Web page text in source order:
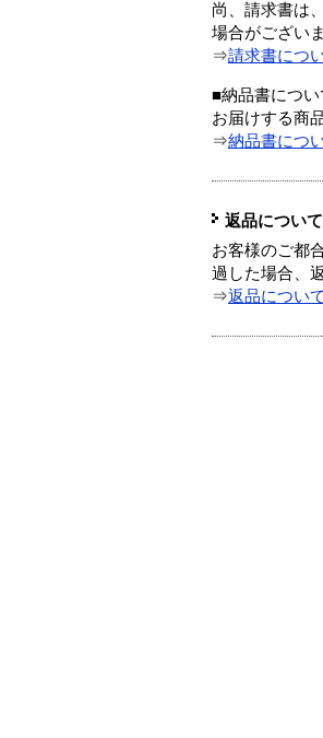
尚、請求書は
場合がございま
⇒請求書につ
■納品書につい
お届けする商
⇒納品書につ
返品について
お客様のご都
過した場合、
⇒返品につい